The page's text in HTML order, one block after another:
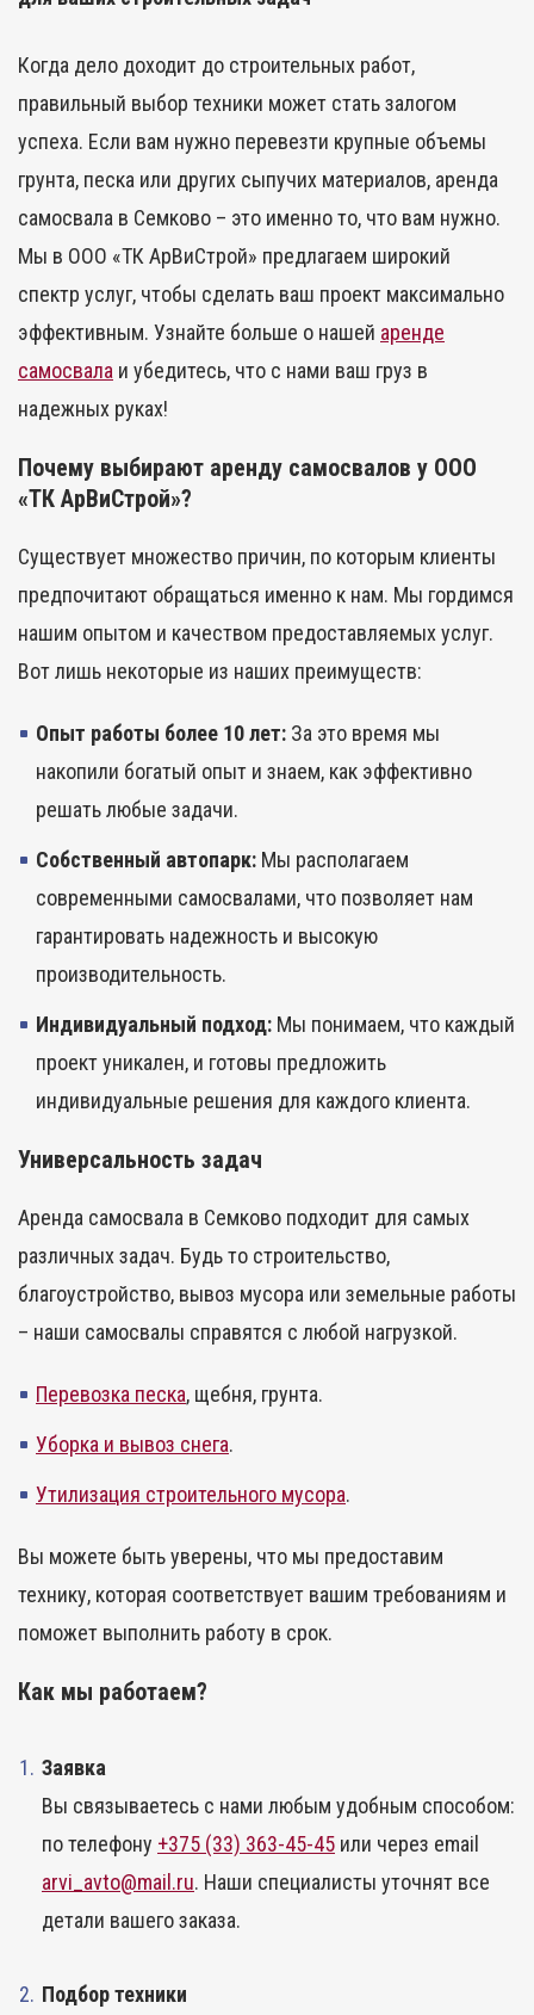
Когда дело доходит до строительных работ,
правильный выбор техники может стать залогом
успеха. Если вам нужно перевезти крупные объемы
грунта, песка или других сыпучих материалов, аренда
самосвала в Семково – это именно то, что вам нужно.
Мы в ООО «ТК АрВиСтрой» предлагаем широкий
спектр услуг, чтобы сделать ваш проект максимально
эффективным. Узнайте больше о нашей аренде
самосвала и убедитесь, что с нами ваш груз в
надежных руках!
Почему выбирают аренду самосвалов у ООО
«ТК АрВиСтрой»?
Существует множество причин, по которым клиенты
предпочитают обращаться именно к нам. Мы гордимся
нашим опытом и качеством предоставляемых услуг.
Вот лишь некоторые из наших преимуществ:
Опыт работы более 10 лет: За это время мы
накопили богатый опыт и знаем, как эффективно
решать любые задачи.
Собственный автопарк: Мы располагаем
современными самосвалами, что позволяет нам
гарантировать надежность и высокую
производительность.
Индивидуальный подход: Мы понимаем, что каждый
проект уникален, и готовы предложить
индивидуальные решения для каждого клиента.
Универсальность задач
Аренда самосвала в Семково подходит для самых
различных задач. Будь то строительство,
благоустройство, вывоз мусора или земельные работы
– наши самосвалы справятся с любой нагрузкой.
Перевозка песка, щебня, грунта.
Уборка и вывоз снега.
Утилизация строительного мусора.
Вы можете быть уверены, что мы предоставим
технику, которая соответствует вашим требованиям и
поможет выполнить работу в срок.
Как мы работаем?
Заявка
Вы связываетесь с нами любым удобным способом:
по телефону +375 (33) 363-45-45 или через email
arvi_avto@mail.ru. Наши специалисты уточнят все
детали вашего заказа.
Подбор техники